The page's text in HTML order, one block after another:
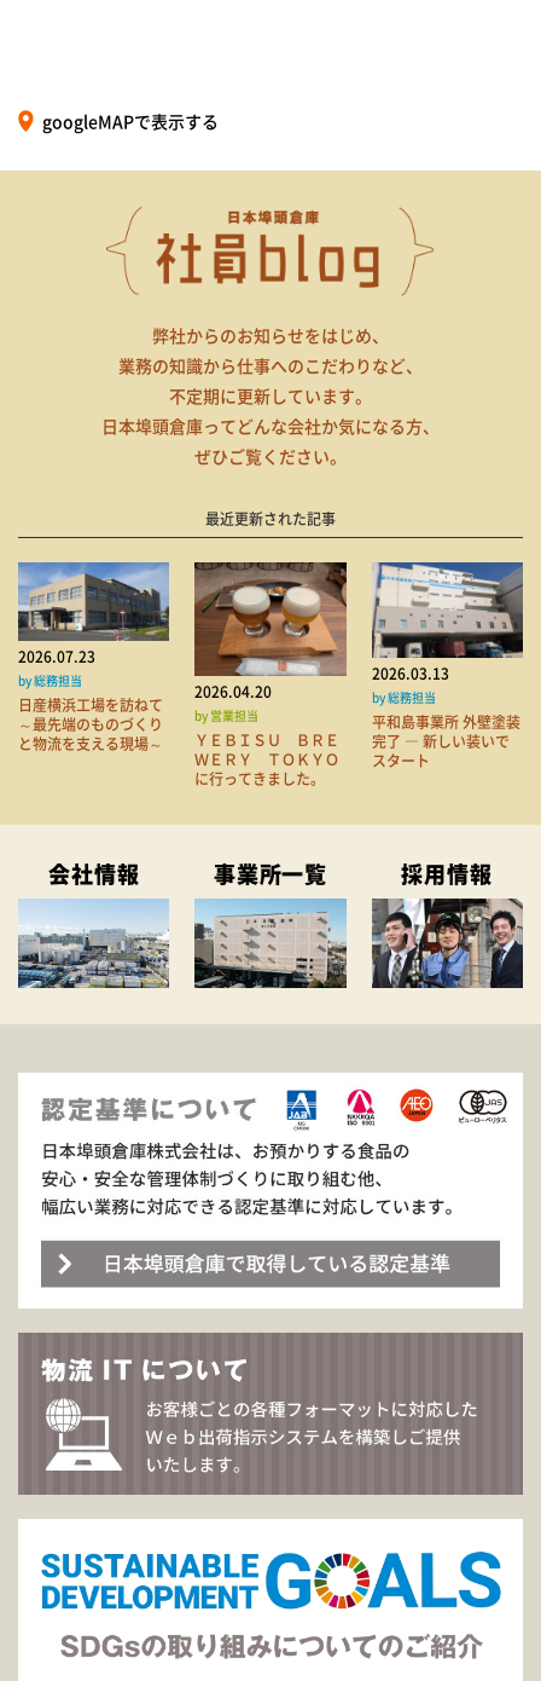
googleMAPで表示する
弊社からのお知らせをはじめ、
業務の知識から仕事へのこだわりなど、
不定期に更新しています。
日本埠頭倉庫ってどんな会社か気になる方、
ぜひご覧ください。
最近更新された記事
2026.07.23
by 総務担当
日産横浜工場を訪ねて
～最先端のものづくり
と物流を支える現場～
2026.04.20
by 営業担当
ＹＥＢＩＳＵ ＢＲＥ
ＷＥＲＹ ＴＯＫＹＯ
に行ってきました。
2026.03.13
by 総務担当
平和島事業所 外壁塗装
完了 ― 新しい装いで
スタート
会社情報 事業所一覧 採用情報